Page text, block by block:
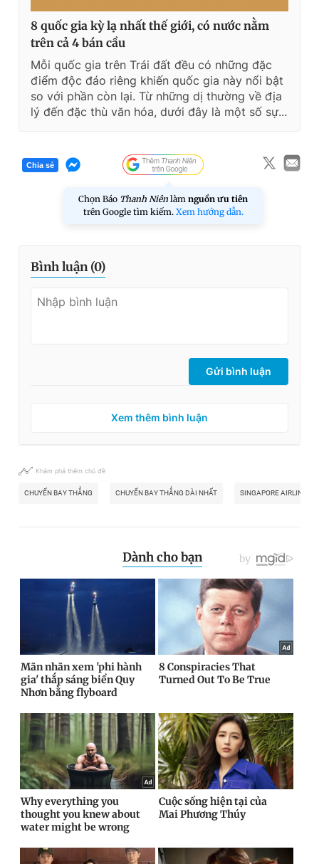
8 quốc gia kỳ lạ nhất thế giới, có nước nằm
trên cả 4 bán cầu
Mỗi quốc gia trên Trái đất đều có những đặc
điểm độc đáo riêng khiến quốc gia này nổi bật
so với phần còn lại. Từ những dị thường về địa
lý đến đặc thù văn hóa, dưới đây là một số sự...
Chia sẻ
Chọn Báo Thanh Niên làm nguồn ưu tiên
trên Google tìm kiếm. Xem hướng dẫn.
Bình luận (0)
Gửi bình luận
Xem thêm bình luận
Khám phá thêm chủ đề
CHUYẾN BAY THẲNG CHUYẾN BAY THẲNG DÀI NHẤT SINGAPORE AIRLINES